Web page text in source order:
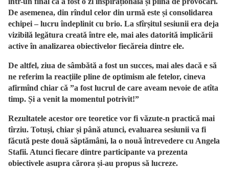
De asemenea, din rîndul celor din urmă este și consolidarea
echipei – lucru îndeplinit cu brio. La sfîrșitul sesiunii era deja
vizibilă legătura creată între ele, mai ales datorită implicării
active în analizarea obiectivelor fiecăreia dintre ele.
De altfel, ziua de sâmbătă a fost un succes, mai ales dacă e să
ne referim la reacțiile pline de optimism ale fetelor, cineva
afirmînd chiar că ”a fost lucrul de care aveam nevoie de atîta
timp. Și a venit la momentul potrivit!”
Rezultatele acestor ore teoretice vor fi văzute-n practică mai
tîrziu. Totuși, chiar și până atunci, evaluarea sesiunii va fi
făcută peste două săptămâni, la o nouă întrevedere cu Angela
Stafii. Atunci fiecare dintre participante va prezenta
obiectivele asupra cărora și-au propus să lucreze.